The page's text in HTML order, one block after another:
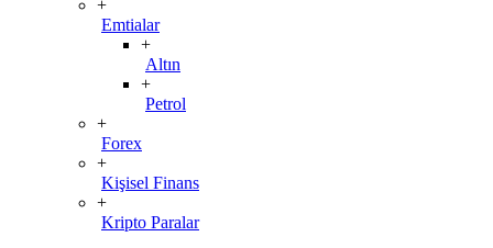
+
Emtialar
+
Altın
+
Petrol
+
Forex
+
Kişisel Finans
+
Kripto Paralar